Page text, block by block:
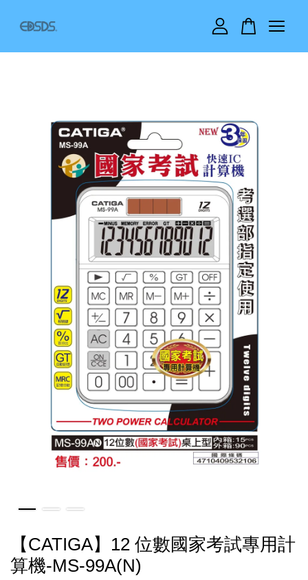
【CATIGA】12 位數國家考試專用計
算機-MS-99A(N)